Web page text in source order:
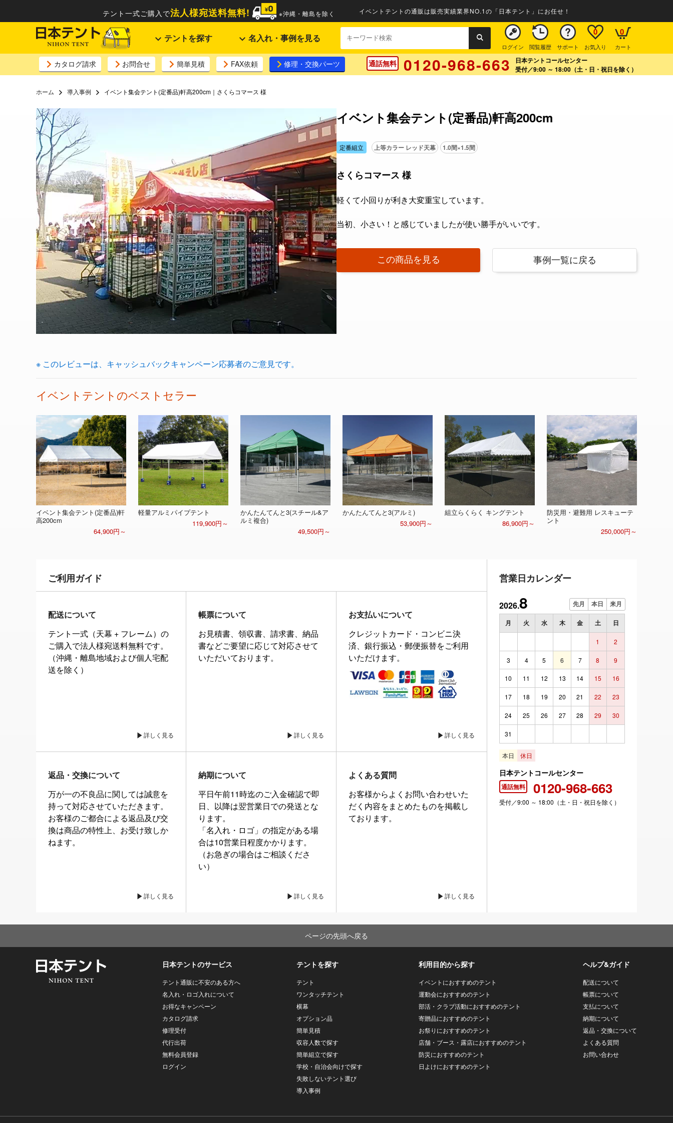
イベントテントの通販は販売実績業界NO.1の「日本テント」にお任せ！
テント一式ご購入で法人様宛送料無料! ※沖縄・離島を除く
テントを探す 名入れ・事例を見る
ログイン 閲覧履歴 サポート お気入り
0
カート
0
カタログ請求 お問合せ 簡単見積 FAX依頼 修理・交換パーツ 通話無料 0120-968-663
日本テントコールセンター
受付／9:00 ～ 18:00（土・日・祝日を除く）
ホーム 導入事例 イベント集会テント(定番品)軒高200cm｜さくらコマース 様
イベント集会テント(定番品)軒高200cm
定番組立 上等カラー レッド天幕 1.0間×1.5間
さくらコマース 様
軽くて小回りが利き大変重宝しています。
当初、小さい！と感じていましたが使い勝手がいいです。
この商品を見る 事例一覧に戻る
※ このレビューは、キャッシュバックキャンペーン応募者のご意見です。
イベントテントのベストセラー
イベント集会テント(定番品)軒
高200cm
64,900円～
軽量アルミパイプテント
119,900円～
かんたんてんと3(スチール&ア
ルミ複合)
49,500円～
かんたんてんと3(アルミ)
53,900円～
組立らくらく キングテント
86,900円～
防災用・避難用 レスキューテ
ント
250,000円～
ご利用ガイド 営業日カレンダー
2026.8 先月 本日 来月
月 火 水 木 金 土 日
1 2
3 4 5 6 7 8 9
10 11 12 13 14 15 16
17 18 19 20 21 22 23
24 25 26 27 28 29 30
31
本日 休日
日本テントコールセンター
通話無料 0120-968-663
受付／9:00 ～ 18:00（土・日・祝日を除く）
配送について
テント一式（天幕 + フレーム）の
ご購入で法人様宛送料無料です。
（沖縄・離島地域および個人宅配
送を除く）
詳しく見る
帳票について
お見積書、領収書、請求書、納品
書などご要望に応じて対応させて
いただいております。
詳しく見る
お支払いについて
クレジットカード・コンビニ決
済、銀行振込・郵便振替をご利用
いただけます。
詳しく見る
返品・交換について
万が一の不良品に関しては誠意を
持って対応させていただきます。
お客様のご都合による返品及び交
換は商品の特性上、お受け致しか
ねます。
詳しく見る
納期について
平日午前11時迄のご入金確認で即
日、以降は翌営業日での発送とな
ります。
「名入れ・ロゴ」の指定がある場
合は10営業日程度かかります。
（お急ぎの場合はご相談くださ
い）
詳しく見る
よくある質問
お客様からよくお問い合わせいた
だく内容をまとめたものを掲載し
ております。
詳しく見る
ページの先頭へ戻る
日本テントのサービス
テント通販に不安のある方へ
名入れ・ロゴ入れについて
お得なキャンペーン
カタログ請求
修理受付
代行出荷
無料会員登録
ログイン
テントを探す
テント
ワンタッチテント
横幕
オプション品
簡単見積
収容人数で探す
簡単組立で探す
学校・自治会向けで探す
失敗しないテント選び
導入事例
利用目的から探す
イベントにおすすめのテント
運動会におすすめのテント
部活・クラブ活動におすすめのテント
寄贈品におすすめのテント
お祭りにおすすめのテント
店舗・ブース・露店におすすめのテント
防災におすすめのテント
日よけにおすすめのテント
ヘルプ&ガイド
配送について
帳票について
支払について
納期について
返品・交換について
よくある質問
お問い合わせ